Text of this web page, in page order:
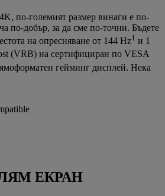
по-големият размер винаги е по-
по-добър, за да сме по-точни. Бъдете
на опресняване от 144 Hz1 и 1
(VRB) на сертифициран по VESA
гейминг дисплей. Нека
ЕКРАН